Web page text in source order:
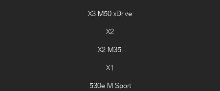
X3 M50 xDrive
X2
X2 M35i
X1
530e M Sport